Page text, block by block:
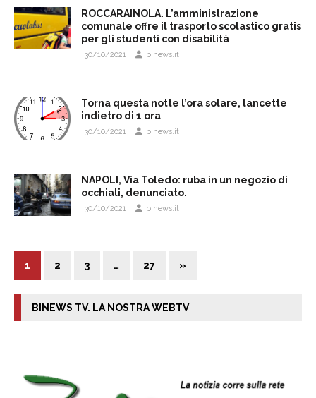
ROCCARAINOLA. L’amministrazione
comunale offre il trasporto scolastico gratis
per gli studenti con disabilità
30/10/2021 binews.it
Torna questa notte l’ora solare, lancette
indietro di 1 ora
30/10/2021 binews.it
NAPOLI, Via Toledo: ruba in un negozio di
occhiali, denunciato.
30/10/2021 binews.it
1 2 3 … 27 »
BINEWS TV. LA NOSTRA WEBTV